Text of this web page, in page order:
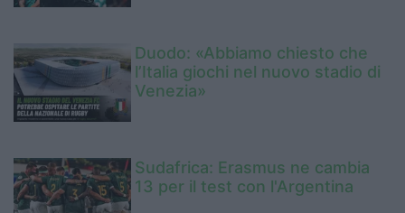
Duodo: «Abbiamo chiesto che
l’Italia giochi nel nuovo stadio di
Venezia»
Sudafrica: Erasmus ne cambia
13 per il test con l'Argentina